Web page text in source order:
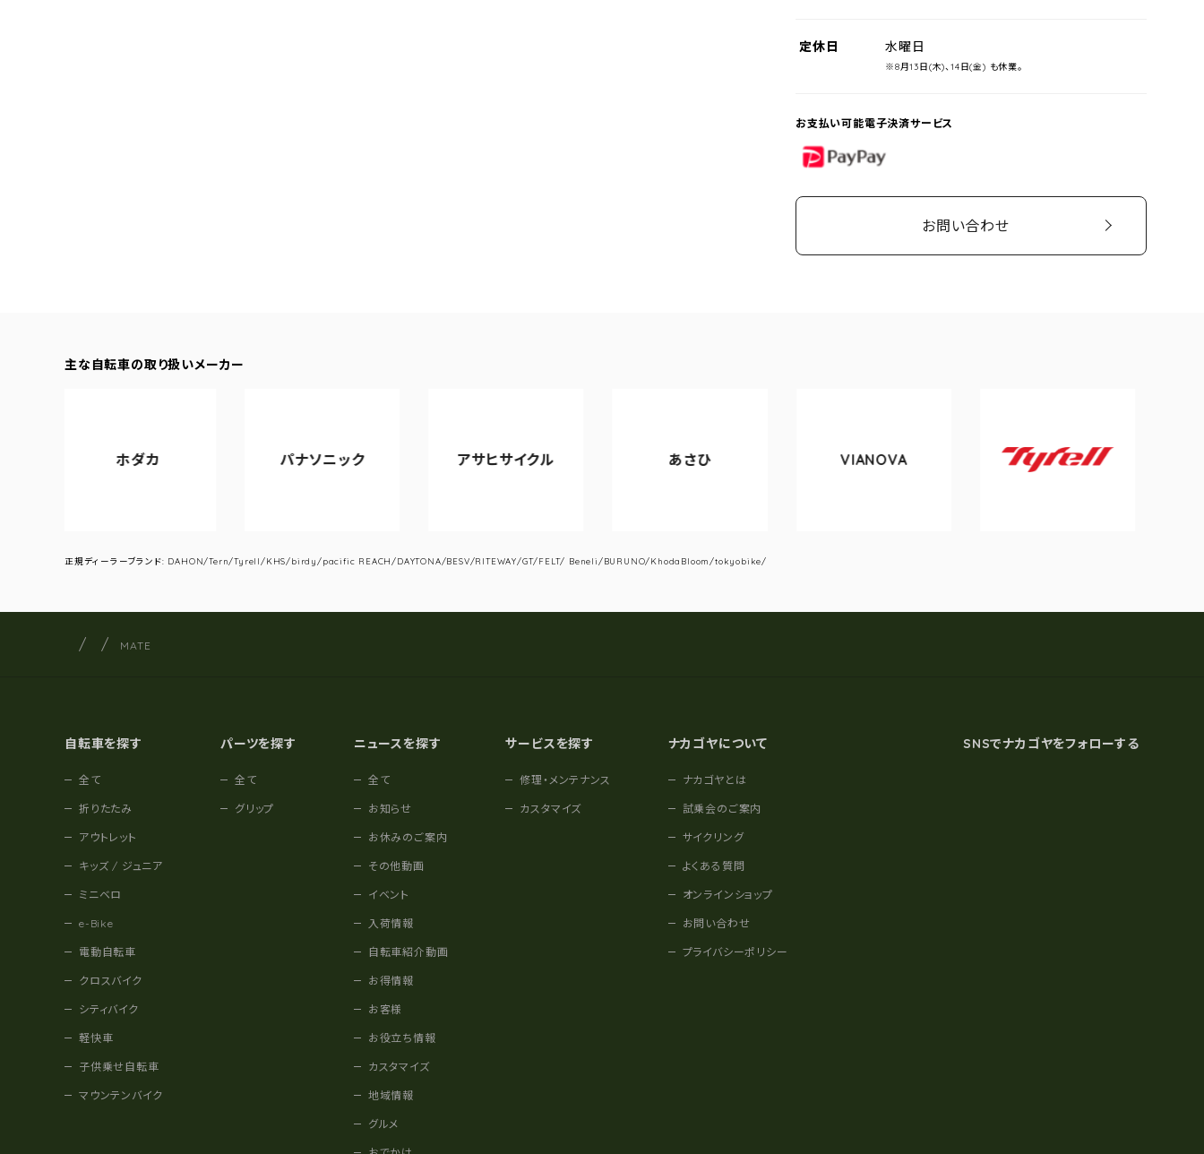
定休日 水曜日
※8月13日(木)、14日(金) も休業。
お支払い可能電子決済サービス
PayPay
お問い合わせ
主な自転車の取り扱いメーカー
パナソニック アサヒサイクル
Tyrell
正規ディーラーブランド: DAHON/Tern/Tyrell/KHS/birdy/pacific REACH/DAYTONA/BESV/RITEWAY/GT/FELT/ Beneli/BURUNO/KhodaBloom/tokyobike/
サイト内の現在地
サイクルショップナカゴヤ
MATE
自転車を探す
全て
折りたたみ
アウトレット
キッズ / ジュニア
ミニベロ
e-Bike
電動自転車
クロスバイク
シティバイク
軽快車
子供乗せ自転車
マウンテンバイク
パーツを探す
全て
グリップ
ニュースを探す
全て
お知らせ
お休みのご案内
その他動画
イベント
入荷情報
自転車紹介動画
お得情報
お客様
お役立ち情報
カスタマイズ
地域情報
グルメ
サービスを探す
修理・メンテナンス
カスタマイズ
ナカゴヤについて
ナカゴヤとは
試乗会のご案内
サイクリング
よくある質問
オンラインショップ
お問い合わせ
プライバシーポリシー
SNSでナカゴヤをフォローする